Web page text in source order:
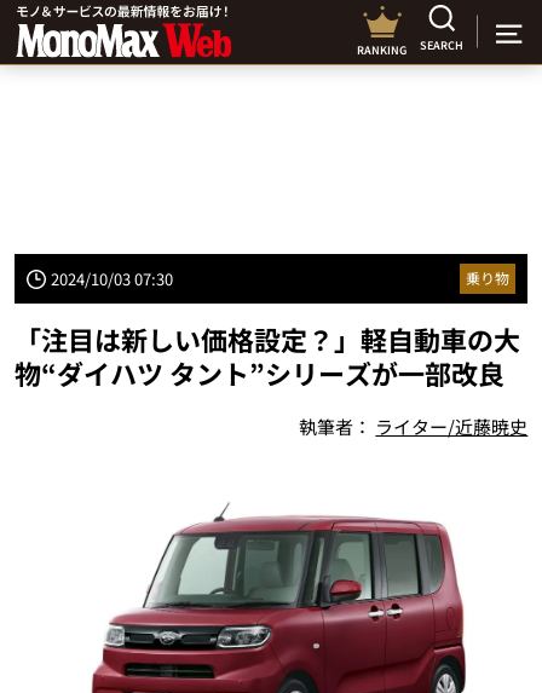
RANKING SEARCH
2024/10/03 07:30 乗り物
「注目は新しい価格設定？」軽自動車の大
物“ダイハツ タント”シリーズが一部改良
執筆者： ライター/近藤暁史